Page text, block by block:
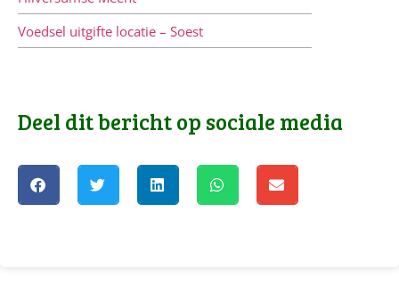
Voedsel uitgifte locatie – Soest
Deel dit bericht op sociale media